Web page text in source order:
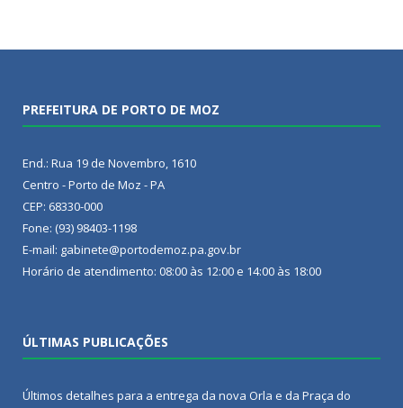
PREFEITURA DE PORTO DE MOZ
End.: Rua 19 de Novembro, 1610
Centro - Porto de Moz - PA
CEP: 68330-000
Fone: (93) 98403-1198
E-mail: gabinete@portodemoz.pa.gov.br
Horário de atendimento: 08:00 às 12:00 e 14:00 às 18:00
ÚLTIMAS PUBLICAÇÕES
Últimos detalhes para a entrega da nova Orla e da Praça do